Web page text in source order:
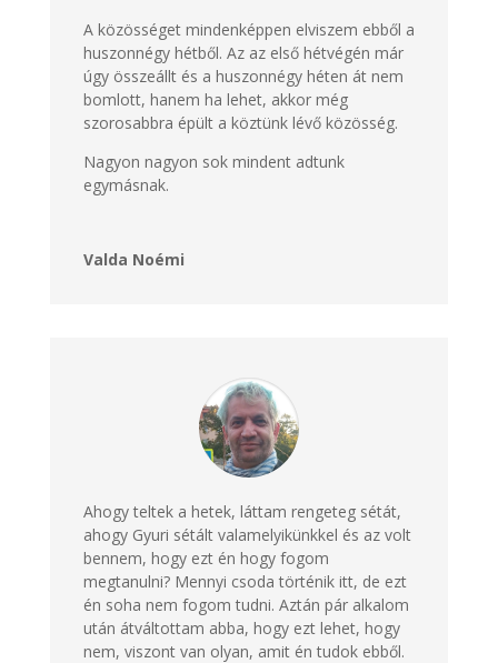
A közösséget mindenképpen elviszem ebből a
huszonnégy hétből. Az az első hétvégén már
úgy összeállt és a huszonnégy héten át nem
bomlott, hanem ha lehet, akkor még
szorosabbra épült a köztünk lévő közösség.
Nagyon nagyon sok mindent adtunk
egymásnak.
Valda Noémi
Ahogy teltek a hetek, láttam rengeteg sétát,
ahogy Gyuri sétált valamelyikünkkel és az volt
bennem, hogy ezt én hogy fogom
megtanulni? Mennyi csoda történik itt, de ezt
én soha nem fogom tudni. Aztán pár alkalom
után átváltottam abba, hogy ezt lehet, hogy
nem, viszont van olyan, amit én tudok ebből.